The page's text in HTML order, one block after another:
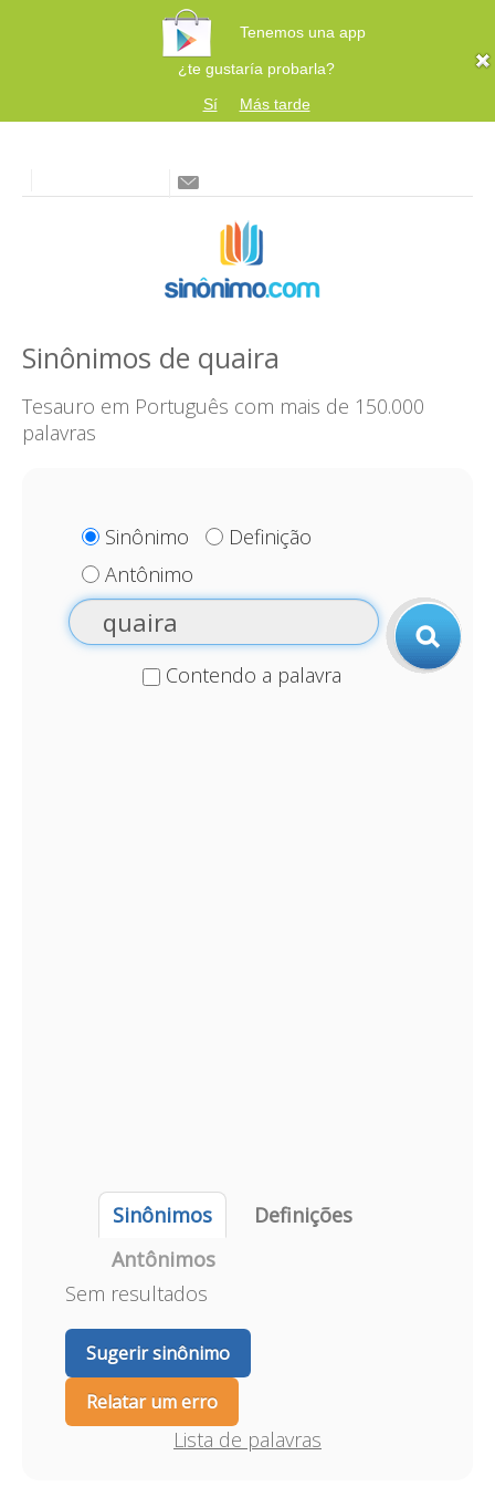
Tenemos una app
¿te gustaría probarla?
Sí
Más tarde
Sinônimos de quaira
Tesauro em Português com mais de 150.000
palavras
Sinônimo
Definição
Antônimo
Contendo a palavra
Sinônimos
Definições
Antônimos
Sem resultados
Sugerir sinônimo
Relatar um erro
Lista de palavras